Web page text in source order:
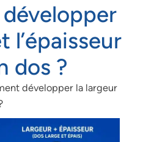
l’épaisseur
dos ?
développer la largeur